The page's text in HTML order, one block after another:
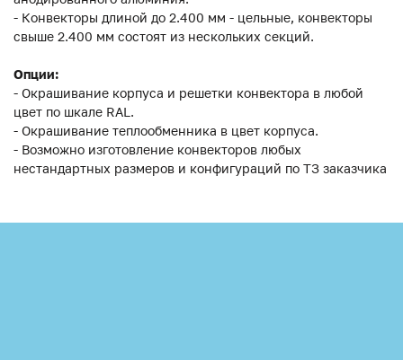
- Конвекторы длиной до 2.400 мм - цельные, конвекторы
свыше 2.400 мм состоят из нескольких секций.
Опции:
- Окрашивание корпуса и решетки конвектора в любой
цвет по шкале RAL.
- Окрашивание теплообменника в цвет корпуса.
- Возможно изготовление конвекторов любых
нестандартных размеров и конфигураций по ТЗ заказчика